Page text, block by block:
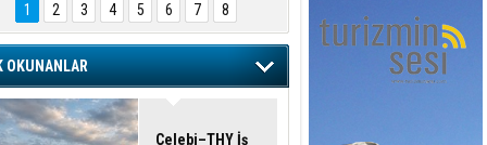
1
2 3 4 5 6 7 8
OKUNANLAR
Çelebi–THY İş